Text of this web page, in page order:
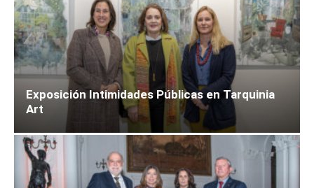
Exposición Intimidades Públicas en Tarquinia
Art